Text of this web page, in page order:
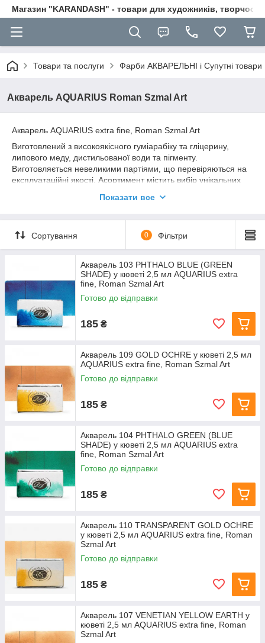
Магазин "KARANDASH" - товари для художників, творчості
Товари та послуги Фарби АКВАРЕЛЬНІ і Супутні товари
Акварель AQUARIUS Roman Szmal Art
Акварель AQUARIUS extra fine, Roman Szmal Art
Виготовлений з високоякісного гуміарабіку та гліцерину,
липового меду, дистильованої води та пігменту.
Виготовляється невеликими партіями, що перевіряються на
експлуатаційні якості. Асортимент містить вибір унікальних
заповнюється вручну та маркується акварельним папером.
Показати все
Сортування 0 Фільтри
Акварель 103 PHTHALO BLUE (GREEN
SHADE) у кюветі 2,5 мл AQUARIUS extra
fine, Roman Szmal Art
Готово до відправки
185 ₴
Акварель 109 GOLD OCHRE у кюветі 2,5 мл
AQUARIUS extra fine, Roman Szmal Art
Готово до відправки
185 ₴
Акварель 104 PHTHALO GREEN (BLUE
SHADE) у кюветі 2,5 мл AQUARIUS extra
fine, Roman Szmal Art
Готово до відправки
185 ₴
Акварель 110 TRANSPARENT GOLD OCHRE
у кюветі 2,5 мл AQUARIUS extra fine, Roman
Szmal Art
Готово до відправки
185 ₴
Акварель 107 VENETIAN YELLOW EARTH у
кюветі 2,5 мл AQUARIUS extra fine, Roman
Szmal Art